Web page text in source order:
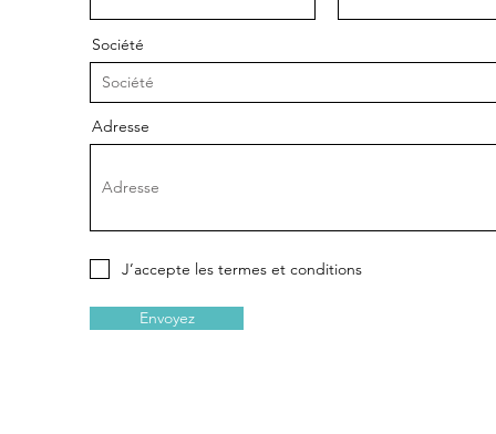
Société
Adresse
J’accepte les termes et conditions
Envoyez